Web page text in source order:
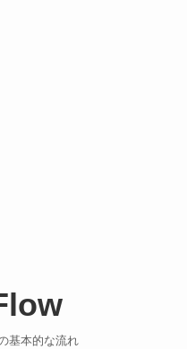
基本的な流れ